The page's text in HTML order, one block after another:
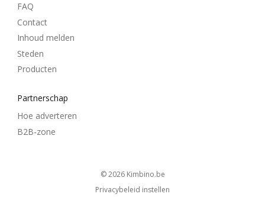
FAQ
Contact
Inhoud melden
Steden
Producten
Partnerschap
Hoe adverteren
B2B-zone
© 2026 kimbino.be
Privacybeleid instellen